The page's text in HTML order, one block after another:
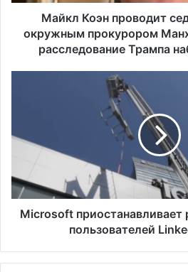
с
ь
м
с
Майкл Коэн проводит
окружным прокурором
расследование Трампа
o
f
t
Microsoft
пользователей